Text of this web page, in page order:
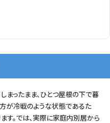
ったまま、ひとつ屋根の下で暮
が冷戦のような状態であるた
す。では、実際に家庭内別居から